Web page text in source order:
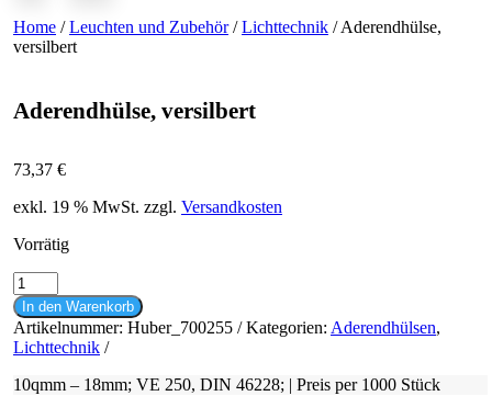
Home /Leuchten und Zubehör/Lichttechnik / Aderendhülse,
versilbert
Aderendhülse, versilbert
73,37 €
exkl. 19 % MwSt. zzgl. Versandkosten
Vorrätig
Aderendhülse,
versilbert
Menge
In den Warenkorb
Artikelnummer: Huber_700255 Kategorien: Aderendhülsen,
Lichttechnik
10qmm – 18mm; VE 250, DIN 46228; | Preis per 1000 Stück